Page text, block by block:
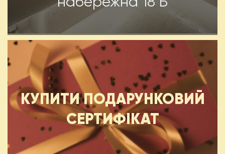
КУПИТИ ПОДАРУНКОВИЙ
СЕРТИФІКАТ